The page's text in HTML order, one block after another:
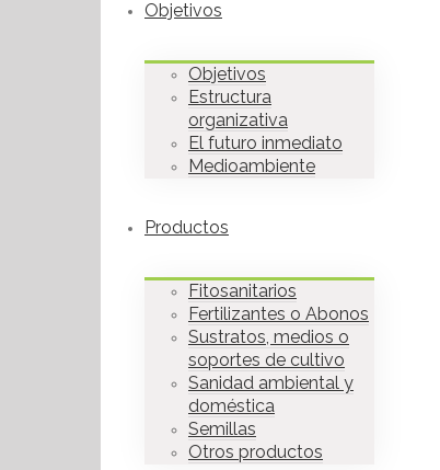
Objetivos
Objetivos
Estructura
organizativa
El futuro inmediato
Medioambiente
Productos
Fitosanitarios
Fertilizantes o Abonos
Sustratos, medios o
soportes de cultivo
Sanidad ambiental y
doméstica
Semillas
Otros productos